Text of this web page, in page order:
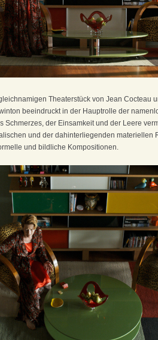
Theaterstück von Jean Cocteau
beeindruckt in der Hauptrolle der
der Einsamkeit und der Leere
und der dahinterliegenden materiellen
und bildliche Kompositionen.